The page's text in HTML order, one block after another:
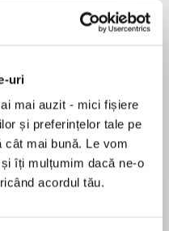
uri
mai auzit - mici fișiere
și preferințelor tale pe
cât mai bună. Le vom
îți mulțumim dacă ne-o
acordul tău.
extraordinar
– unul dintre
secolului al XX-lea
specializat în
vor ajuta să
inima. Sper sa
cărți pentru o